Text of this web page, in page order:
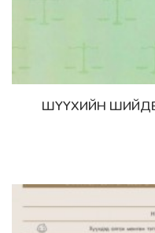
Дэлгэрэнгүй
ШҮҮХИЙН